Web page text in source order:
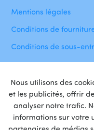
Nous utilisons des
et les publicités, offrir
analyser notre trafic.
informations sur votre
Mentions légales
Conditions de
Conditions de sous-
Fière